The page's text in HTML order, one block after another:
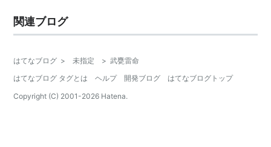
歴史的な要素をに…
関連ブログ
はてなブログ > 未指定 > 武甕雷命
はてなブログ タグとは
ヘルプ 開発ブログ
はてなブログトップ
Copyright (C) 2001-2026 Hatena.